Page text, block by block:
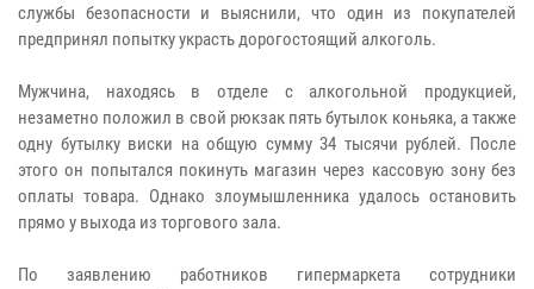
службы безопасности и выяснили, что один из покупателей
предпринял попытку украсть дорогостоящий алкоголь.
Мужчина, находясь в отделе с алкогольной продукцией,
незаметно положил в свой рюкзак пять бутылок коньяка, а также
одну бутылку виски на общую сумму 34 тысячи рублей. После
этого он попытался покинуть магазин через кассовую зону без
оплаты товара. Однако злоумышленника удалось остановить
прямо у выхода из торгового зала.
По заявлению работников гипермаркета сотрудники